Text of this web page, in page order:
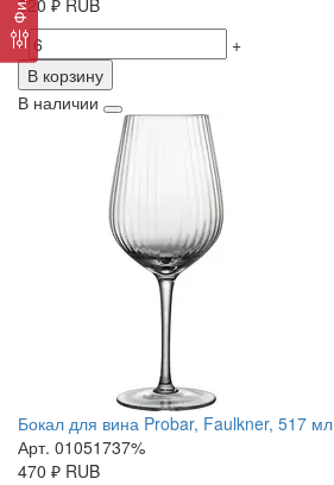
320 ₽ RUB
-
+
В корзину
В наличии
Бокал для вина Probar, Faulkner, 517 мл
Арт. 01051737%
470 ₽ RUB